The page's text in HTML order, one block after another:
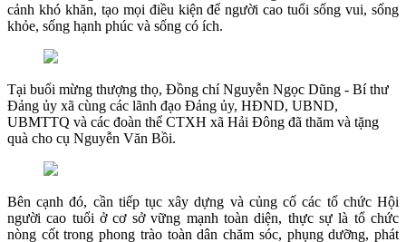
cảnh khó khăn, tạo mọi điều kiện để người cao tuổi sống vui, sống
khỏe, sống hạnh phúc và sống có ích.
Tại buổi mừng thượng thọ, Đồng chí Nguyễn Ngọc Dũng - Bí thư
Đảng ủy xã cùng các lãnh đạo Đảng ủy, HĐND, UBND,
UBMTTQ và các đoàn thể CTXH xã Hải Đông đã thăm và tặng
quà cho cụ Nguyễn Văn Bồi.
Bên cạnh đó, cần tiếp tục xây dựng và củng cố các tổ chức Hội
người cao tuổi ở cơ sở vững mạnh toàn diện, thực sự là tổ chức
nòng cốt trong phong trào toàn dân chăm sóc, phụng dưỡng, phát